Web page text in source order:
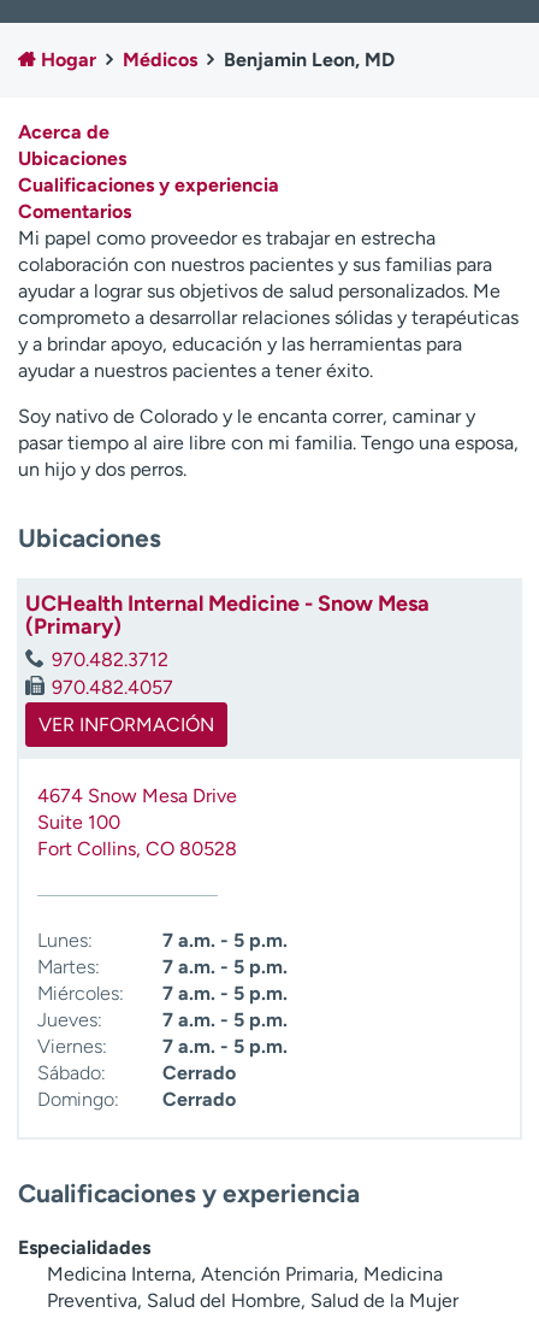
Empleados
Profesionales
Contáctenos
A
y
ú
d
a
m
e
e
n
c
n
Hogar Médicos Benjamin Leon, MD
Acerca de
Ubicaciones
Cualificaciones y experiencia
Comentarios
Mi papel como proveedor es trabajar en estrecha
colaboración con nuestros pacientes y sus familias para
ayudar a lograr sus objetivos de salud personalizados. Me
comprometo a desarrollar relaciones sólidas y terapéuticas
y a brindar apoyo, educación y las herramientas para
ayudar a nuestros pacientes a tener éxito.
Soy nativo de Colorado y le encanta correr, caminar y
pasar tiempo al aire libre con mi familia. Tengo una esposa,
un hijo y dos perros.
Ubicaciones
UCHealth Internal Medicine - Snow Mesa
(Primary)
970.482.3712
970.482.4057
VER INFORMACIÓN
4674 Snow Mesa Drive
Suite 100
Fort Collins, CO 80528
Lunes:
7 a.m. - 5 p.m.
Martes:
7 a.m. - 5 p.m.
Miércoles:
7 a.m. - 5 p.m.
Jueves:
7 a.m. - 5 p.m.
Viernes:
7 a.m. - 5 p.m.
Sábado:
Cerrado
Domingo:
Cerrado
Cualificaciones y experiencia
Especialidades
Medicina Interna, Atención Primaria, Medicina
Preventiva, Salud del Hombre, Salud de la Mujer